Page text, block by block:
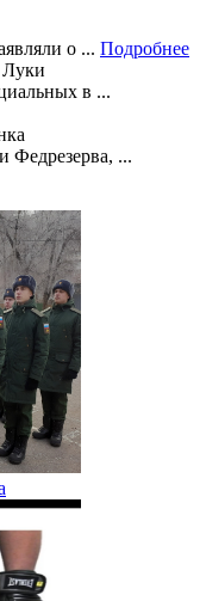
о ... Подробнее
в ...
Федрезерва, ...